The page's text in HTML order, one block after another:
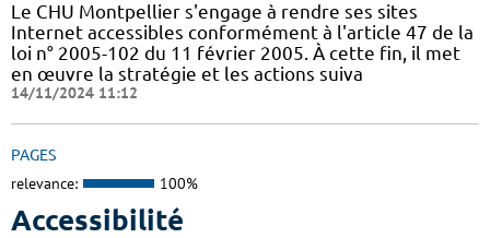
Le CHU Montpellier s'engage à rendre ses sites
Internet accessibles conformément à l'article 47 de la
loi n° 2005-102 du 11 février 2005. À cette fin, il met
en œuvre la stratégie et les actions suiva
14/11/2024 11:12
PAGES
relevance: 100%
Accessibilité